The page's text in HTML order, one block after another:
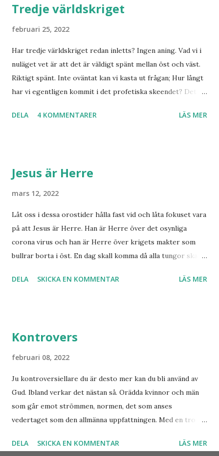
Tredje världskriget
februari 25, 2022
Har tredje världskriget redan inletts? Ingen aning. Vad vi i
nuläget vet är att det är väldigt spänt mellan öst och väst.
Riktigt spänt. Inte oväntat kan vi kasta ut frågan; Hur långt
har vi egentligen kommit i det profetiska skeendet? Det
särskilt långt kvar till Jesu tillkommelse. Finns det något
i Norge sett tredje världskriget bryta ut någon koppling
och gudsmannen Anton Johanson såg många syner och
uppenbarelser som redan skedde under hans egen levnad.
Han dog 1928. Skandinavien har knappast haft någon profet
av hans kaliber när det gäller drömmar och syner som just
han såg angåe...
DELA 4 KOMMENTARER LÄS MER
Jesus är Herre
mars 12, 2022
Låt oss i dessa orostider hålla fast vid och låta fokuset vara
på att Jesus är Herre. Han är Herre över det osynliga
corona virus och han är Herre över krigets makter som
bullrar borta i öst. En dag skall komma då alla tungor skall
jorden att Jesus Kristus är Herre! Ära Halleluja! Detta är
DELA SKICKA EN KOMMENTAR LÄS MER
Kontrovers
februari 08, 2022
Ju kontroversiellare du är desto mer kan du bli använd av
Gud. Ibland verkar det nästan så. Orädda kvinnor och män
som går emot strömmen, normen, det som anses
vedertaget som den allmänna uppfattningen. Med en tro
dess fästen. Vad skulle Sverige ha varit utan alla dem som
DELA SKICKA EN KOMMENTAR LÄS MER